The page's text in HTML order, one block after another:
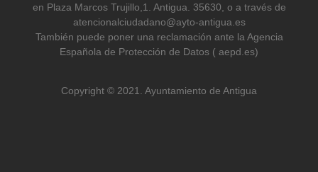
en Plaza Marcos Trujillo,1. Antigua. 35630, o a través de
atencionalciudadano@ayto-antigua.es
También puede poner una reclamación ante la Agencia
Española de Protección de Datos ( aepd.es)
Copyright © 2021. Ayuntamiento de Antigua